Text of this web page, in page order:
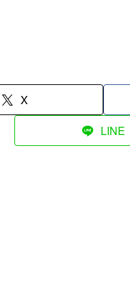
X
LINE